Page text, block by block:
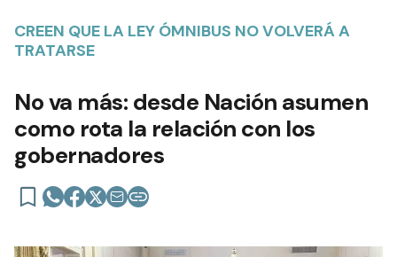
CREEN QUE LA LEY ÓMNIBUS NO VOLVERÁ A
TRATARSE
No va más: desde Nación asumen
como rota la relación con los
gobernadores